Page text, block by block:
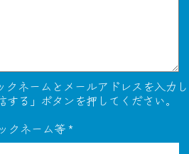
クネームとメールアドレスを入力
る」ボタンを押してください。
クネーム等*